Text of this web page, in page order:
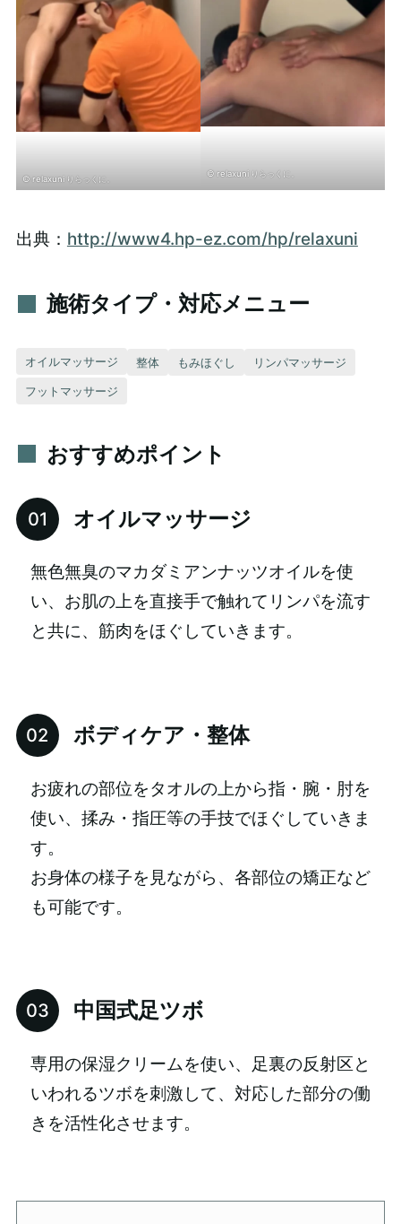
© relaxuni りらっくに。 © relaxuni りらっくに。
出典： http://www4.hp-ez.com/hp/relaxuni
施術タイプ・対応メニュー
オイルマッサージ 整体 もみほぐし リンパマッサージ
フットマッサージ
おすすめポイント
オイルマッサージ
無色無臭のマカダミアンナッツオイルを使
い、お肌の上を直接手で触れてリンパを流す
と共に、筋肉をほぐしていきます。
ボディケア・整体
お疲れの部位をタオルの上から指・腕・肘を
使い、揉み・指圧等の手技でほぐしていきま
す。
お身体の様子を見ながら、各部位の矯正など
も可能です。
中国式足ツボ
専用の保湿クリームを使い、足裏の反射区と
いわれるツボを刺激して、対応した部分の働
きを活性化させます。